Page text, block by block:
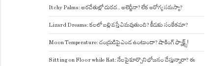
Itchy Palms: అరచేతుల్లో దురద.. అలెర్జీనా? లేక ఆరోగ్య సమస్యా?
Lizard Dreams: కలలో బల్లి వస్తే ఏమవుతుంది? కీడుకు సంకేతమా?
Moon Temperature: చంద్రుడిపై ఎండ ఉంటుందా? షాకింగ్ ఫ్యాక్ట్స్!
Sitting on Floor while Eat: నేలపై కూర్చొని భోజనం చేస్తున్నారా? ఈ